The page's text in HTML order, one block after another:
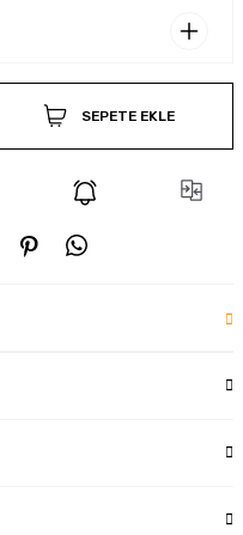
SEPETE EKLE